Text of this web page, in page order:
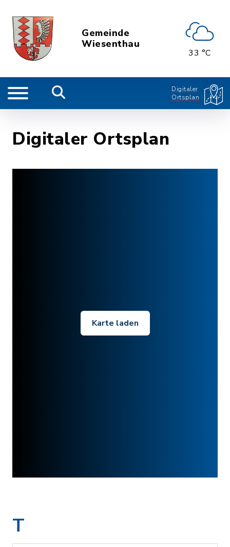
Gemeinde
Wiesenthau
33 °C
Digitaler
Ortsplan
Digitaler Ortsplan
Karte laden
T